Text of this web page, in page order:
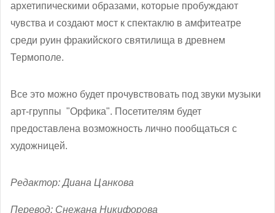
архетипическими образами, которые пробуждают
чувства и создают мост к спектаклю в амфитеатре
среди руин фракийского святилища в древнем
Термополе.
Все это можно будет прочувствовать под звуки музыки
арт-группы "Орфика". Посетителям будет
предоставлена возможность лично пообщаться с
художницей.
Редактор: Диана Цанкова
Перевод: Снежана Никифорова